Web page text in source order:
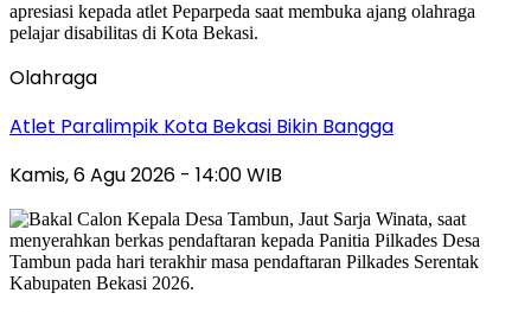
Olahraga
Atlet Paralimpik Kota Bekasi Bikin Bangga
Kamis, 6 Agu 2026 - 14:00 WIB